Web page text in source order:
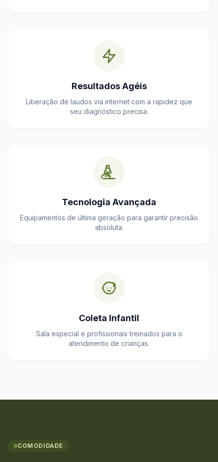
Resultados Agéis
Liberação de laudos via internet com a rapidez que
seu diagnóstico precisa.
Tecnologia Avançada
Equipamentos de última geração para garantir precisão
absoluta.
Coleta Infantil
Sala especial e profissionais treinados para o
atendimento de crianças.
COMODIDADE